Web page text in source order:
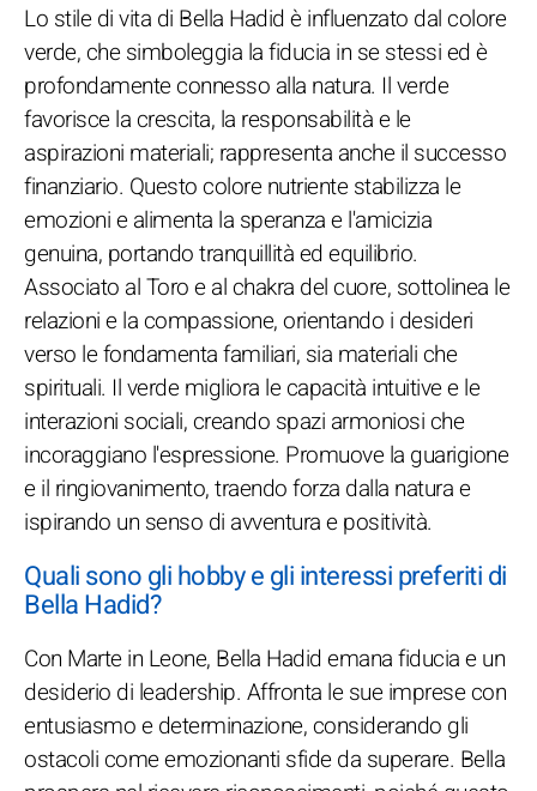
Lo stile di vita di Bella Hadid è influenzato dal colore
verde, che simboleggia la fiducia in se stessi ed è
profondamente connesso alla natura. Il verde
favorisce la crescita, la responsabilità e le
aspirazioni materiali; rappresenta anche il successo
finanziario. Questo colore nutriente stabilizza le
emozioni e alimenta la speranza e l'amicizia
genuina, portando tranquillità ed equilibrio.
Associato al Toro e al chakra del cuore, sottolinea le
relazioni e la compassione, orientando i desideri
verso le fondamenta familiari, sia materiali che
spirituali. Il verde migliora le capacità intuitive e le
interazioni sociali, creando spazi armoniosi che
incoraggiano l'espressione. Promuove la guarigione
e il ringiovanimento, traendo forza dalla natura e
ispirando un senso di avventura e positività.
Quali sono gli hobby e gli interessi preferiti di
Bella Hadid?
Con Marte in Leone, Bella Hadid emana fiducia e un
desiderio di leadership. Affronta le sue imprese con
entusiasmo e determinazione, considerando gli
ostacoli come emozionanti sfide da superare. Bella